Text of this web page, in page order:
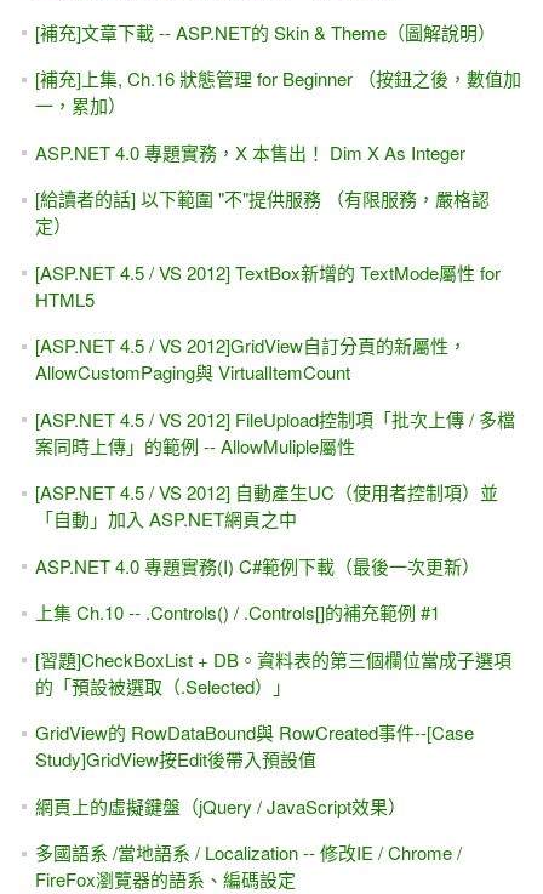
[補充]文章下載 -- ASP.NET的 Skin & Theme（圖解說明）
[補充]上集, Ch.16 狀態管理 for Beginner （按鈕之後，數值加
一，累加）
ASP.NET 4.0 專題實務，X 本售出！ Dim X As Integer
[給讀者的話] 以下範圍 "不"提供服務 （有限服務，嚴格認
定）
[ASP.NET 4.5 / VS 2012] TextBox新增的 TextMode屬性 for
HTML5
[ASP.NET 4.5 / VS 2012]GridView自訂分頁的新屬性，
AllowCustomPaging與 VirtualItemCount
[ASP.NET 4.5 / VS 2012] FileUpload控制項「批次上傳 / 多檔
案同時上傳」的範例 -- AllowMuliple屬性
[ASP.NET 4.5 / VS 2012] 自動產生UC（使用者控制項）並
「自動」加入 ASP.NET網頁之中
ASP.NET 4.0 專題實務(I) C#範例下載（最後一次更新）
上集 Ch.10 -- .Controls() / .Controls[]的補充範例 #1
[習題]CheckBoxList + DB。資料表的第三個欄位當成子選項
的「預設被選取（.Selected）」
GridView的 RowDataBound與 RowCreated事件--[Case
Study]GridView按Edit後帶入預設值
網頁上的虛擬鍵盤（jQuery / JavaScript效果）
多國語系 /當地語系 / Localization -- 修改IE / Chrome /
FireFox瀏覽器的語系、編碼設定